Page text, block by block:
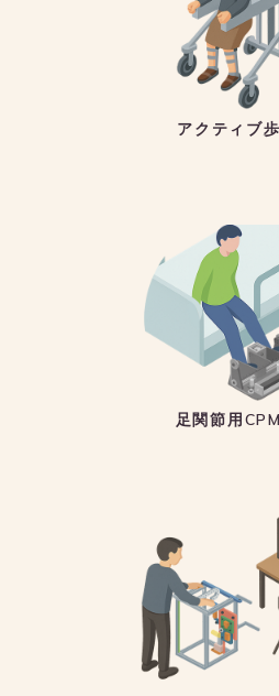
アクティブ
足関節用